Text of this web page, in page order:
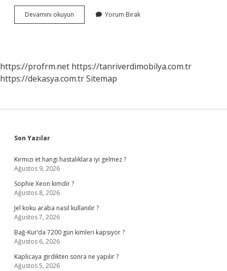
Devamını okuyun Pazarlamada
Arz
Yorum Bırak
https://profrm.net https://tanriverdimobilya.com.tr
https://dekasya.com.trSitemap
Sidebar
Son Yazılar
Kırmızı et hangi hastalıklara iyi gelmez ?
Ağustos 9, 2026
Sophie Xeon kimdir ?
Ağustos 8, 2026
Jel koku araba nasıl kullanılır ?
Ağustos 7, 2026
Bağ-Kur’da 7200 gün kimleri kapsıyor ?
Ağustos 6, 2026
Kaplicaya girdikten sonra ne yapılır ?
Ağustos 5, 2026